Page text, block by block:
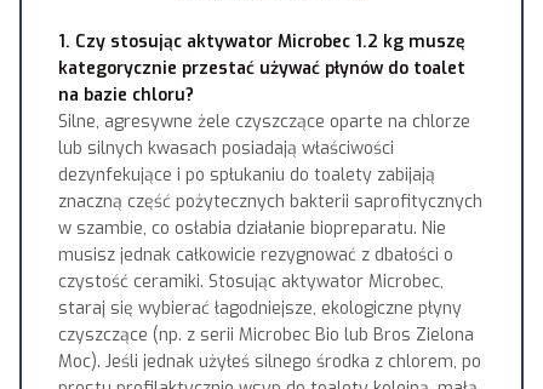
1. Czy stosując aktywator Microbec 1.2 kg muszę
kategorycznie przestać używać płynów do toalet
na bazie chloru?
Silne, agresywne żele czyszczące oparte na chlorze
lub silnych kwasach posiadają właściwości
dezynfekujące i po spłukaniu do toalety zabijają
znaczną część pożytecznych bakterii saprofitycznych
w szambie, co osłabia działanie biopreparatu. Nie
musisz jednak całkowicie rezygnować z dbałości o
czystość ceramiki. Stosując aktywator Microbec,
staraj się wybierać łagodniejsze, ekologiczne płyny
czyszczące (np. z serii Microbec Bio lub Bros Zielona
Moc). Jeśli jednak użyłeś silnego środka z chlorem, po